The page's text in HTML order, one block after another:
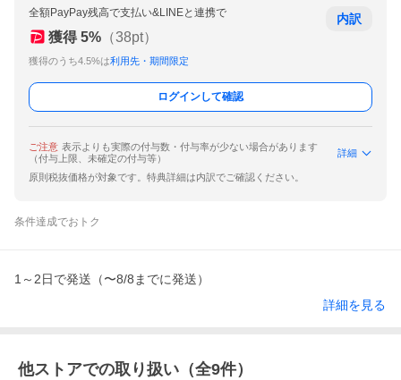
全額PayPay残高で支払い&LINEと連携で
獲得 5% （38pt）
獲得のうち4.5%は利用先・期間限定
内訳
ログインして確認
ご注意 表示よりも実際の付与数・付与率が少ない場合があります
（付与上限、未確定の付与等）
詳細
原則税抜価格が対象です。特典詳細は内訳でご確認ください。
条件達成でおトク
1～2日で発送（〜8/8までに発送）
詳細を見る
他ストアでの取り扱い（全9件）